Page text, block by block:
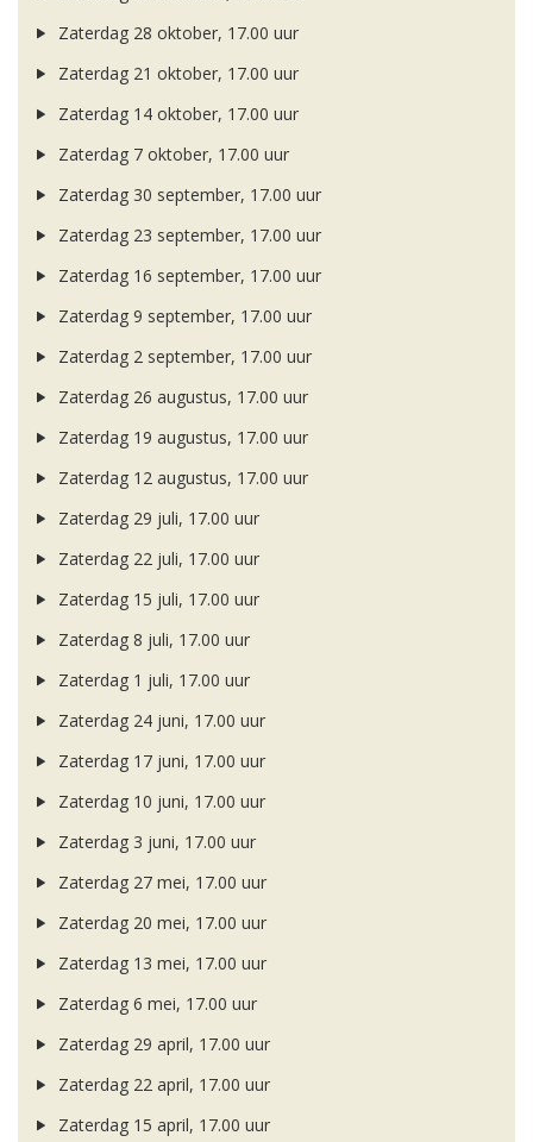
Zaterdag 28 oktober, 17.00 uur
Zaterdag 21 oktober, 17.00 uur
Zaterdag 14 oktober, 17.00 uur
Zaterdag 7 oktober, 17.00 uur
Zaterdag 30 september, 17.00 uur
Zaterdag 23 september, 17.00 uur
Zaterdag 16 september, 17.00 uur
Zaterdag 9 september, 17.00 uur
Zaterdag 2 september, 17.00 uur
Zaterdag 26 augustus, 17.00 uur
Zaterdag 19 augustus, 17.00 uur
Zaterdag 12 augustus, 17.00 uur
Zaterdag 29 juli, 17.00 uur
Zaterdag 22 juli, 17.00 uur
Zaterdag 15 juli, 17.00 uur
Zaterdag 8 juli, 17.00 uur
Zaterdag 1 juli, 17.00 uur
Zaterdag 24 juni, 17.00 uur
Zaterdag 17 juni, 17.00 uur
Zaterdag 10 juni, 17.00 uur
Zaterdag 3 juni, 17.00 uur
Zaterdag 27 mei, 17.00 uur
Zaterdag 20 mei, 17.00 uur
Zaterdag 13 mei, 17.00 uur
Zaterdag 6 mei, 17.00 uur
Zaterdag 29 april, 17.00 uur
Zaterdag 22 april, 17.00 uur
Zaterdag 15 april, 17.00 uur